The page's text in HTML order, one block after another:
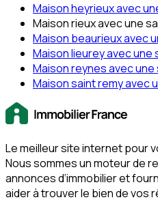
Maison heyrieux avec
Maison rieux avec une
Maison beaurieux avec
Maison lieurey avec une
Maison reynes avec une
Maison saint remy avec
Le meilleur site internet pour
Nous sommes un moteur de
annonces d‘immobilier et
aider à trouver le bien de vos